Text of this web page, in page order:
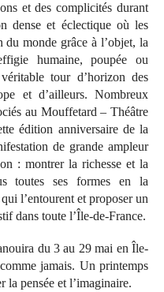
et des complicités durant
dense et éclectique où les
monde grâce à l’objet, la
humaine, poupée ou
tour d’horizon des
et d’ailleurs. Nombreux
au Mouffetard – Théâtre
édition anniversaire de la
de grande ampleur
: montrer la richesse et la
toutes ses formes en la
l’entourent et proposer un
dans toute l’Île-de-France.
du 3 au 29 mai en Île-
jamais. Un printemps
la pensée et l’imaginaire.